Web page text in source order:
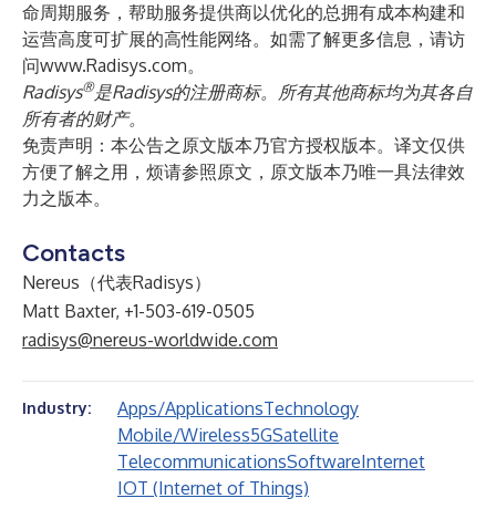
命周期服务，帮助服务提供商以优化的总拥有成本构建和
运营高度可扩展的高性能网络。如需了解更多信息，请访
问www.Radisys.com。
Radisys®是Radisys的注册商标。所有其他商标均为其各自
所有者的财产。
免责声明：本公告之原文版本乃官方授权版本。译文仅供
方便了解之用，烦请参照原文，原文版本乃唯一具法律效
力之版本。
Contacts
Nereus（代表Radisys）
Matt Baxter, +1-503-619-0505
radisys@nereus-worldwide.com
Industry: Apps/ApplicationsTechnology
Mobile/Wireless5GSatellite
TelecommunicationsSoftwareInternet
IOT (Internet of Things)